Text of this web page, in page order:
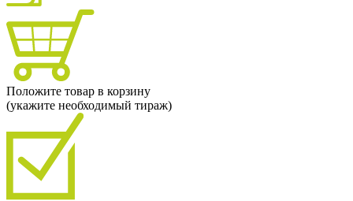
Положите товар в корзину
(укажите необходимый тираж)